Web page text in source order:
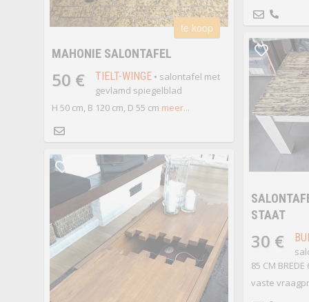
te koop
MAHONIE SALONTAFEL
50 € TIELT-WINGE• salontafel met
gevlamd spiegelblad
H 50 cm, B 120 cm, D 55 cm meer...
STAAT
30 €
85 CM BREDE
vaste